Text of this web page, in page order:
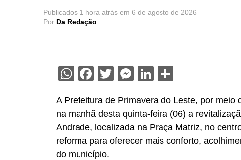
Publicados 1 hora atrás em 6 de agosto de 2026
Por Da Redação
WhatsApp
Facebook
Twitter
Messenger
LinkedIn
A Prefeitura de Primavera do Leste, por meio
na manhã desta quinta-feira (06) a
Andrade, localizada na Praça Matriz, no
reforma para oferecer mais conforto,
do município.